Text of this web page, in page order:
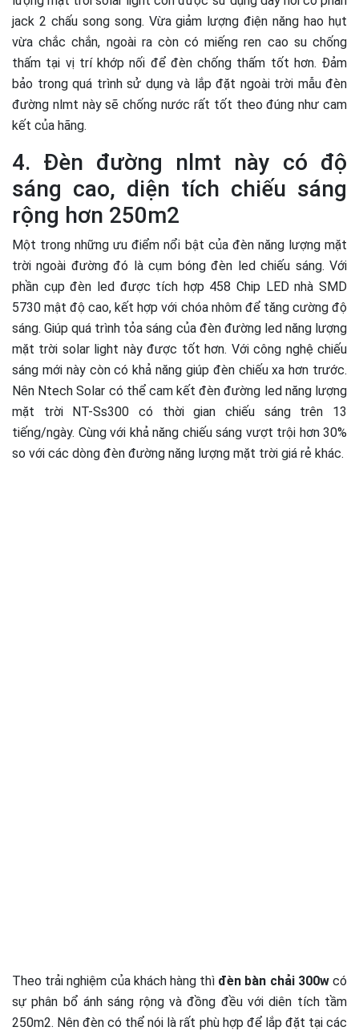
jack 2 chấu song song. Vừa giảm lượng điện năng hao hụt
vừa chắc chắn, ngoài ra còn có miếng ren cao su chống
thấm tại vị trí khớp nối để đèn chống thấm tốt hơn. Đảm
bảo trong quá trình sử dụng và lắp đặt ngoài trời mẫu đèn
đường nlmt này sẽ chống nước rất tốt theo đúng như cam
kết của hãng.
4. Đèn đường nlmt này có độ
sáng cao, diện tích chiếu sáng
rộng hơn 250m2
Một trong những ưu điểm nổi bật của đèn năng lượng mặt
trời ngoài đường đó là cụm bóng đèn led chiếu sáng. Với
phần cụp đèn led được tích hợp 458 Chip LED nhà SMD
5730 mật độ cao, kết hợp với chóa nhôm để tăng cường độ
sáng. Giúp quá trình tỏa sáng của đèn đường led năng lượng
mặt trời solar light này được tốt hơn. Với công nghệ chiếu
sáng mới này còn có khả năng giúp đèn chiếu xa hơn trước.
Nên Ntech Solar có thể cam kết đèn đường led năng lượng
mặt trời NT-Ss300 có thời gian chiếu sáng trên 13
tiếng/ngày. Cùng với khả năng chiếu sáng vượt trội hơn 30%
so với các dòng đèn đường năng lượng mặt trời giá rẻ khác.
Theo trải nghiệm của khách hàng thì đèn bàn chải 300wcó
sự phân bổ ánh sáng rộng và đồng đều với diên tích tầm
250m2. Nên đèn có thể nói là rất phù hợp để lắp đặt tại các